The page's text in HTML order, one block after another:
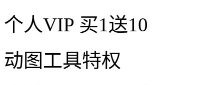
个人VIP 买1送10
动图工具特权